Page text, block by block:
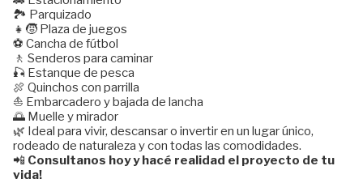
🏞️ Parquizado
👧🧒 Plaza de juegos
⚽ Cancha de fútbol
🚶 Senderos para caminar
🎣 Estanque de pesca
🍖 Quinchos con parrilla
⛵ Embarcadero y bajada de lancha
🌅 Muelle y mirador
🌿 Ideal para vivir, descansar o invertir en un lugar único,
rodeado de naturaleza y con todas las comodidades.
📲 Consultanos hoy y hacé realidad el proyecto de tu
vida!